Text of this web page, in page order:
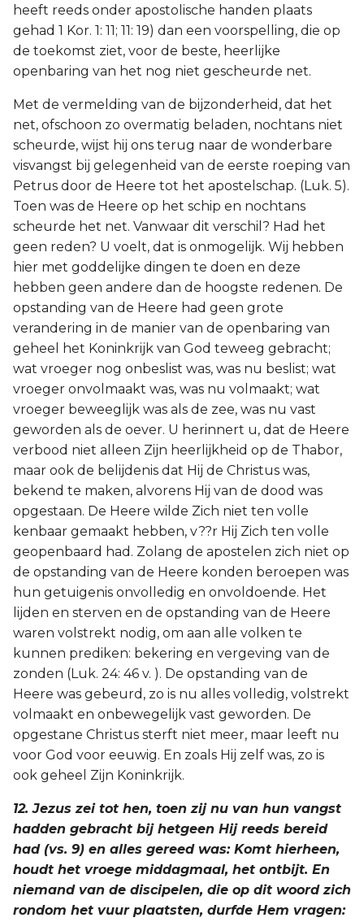
heeft reeds onder apostolische handen plaats
gehad 1 Kor. 1: 11; 11: 19) dan een voorspelling, die op
de toekomst ziet, voor de beste, heerlijke
openbaring van het nog niet gescheurde net.
Met de vermelding van de bijzonderheid, dat het
net, ofschoon zo overmatig beladen, nochtans niet
scheurde, wijst hij ons terug naar de wonderbare
visvangst bij gelegenheid van de eerste roeping van
Petrus door de Heere tot het apostelschap. (Luk. 5).
Toen was de Heere op het schip en nochtans
scheurde het net. Vanwaar dit verschil? Had het
geen reden? U voelt, dat is onmogelijk. Wij hebben
hier met goddelijke dingen te doen en deze
hebben geen andere dan de hoogste redenen. De
opstanding van de Heere had geen grote
verandering in de manier van de openbaring van
geheel het Koninkrijk van God teweeg gebracht;
wat vroeger nog onbeslist was, was nu beslist; wat
vroeger onvolmaakt was, was nu volmaakt; wat
vroeger beweeglijk was als de zee, was nu vast
geworden als de oever. U herinnert u, dat de Heere
verbood niet alleen Zijn heerlijkheid op de Thabor,
maar ook de belijdenis dat Hij de Christus was,
bekend te maken, alvorens Hij van de dood was
opgestaan. De Heere wilde Zich niet ten volle
kenbaar gemaakt hebben, v??r Hij Zich ten volle
geopenbaard had. Zolang de apostelen zich niet op
de opstanding van de Heere konden beroepen was
hun getuigenis onvolledig en onvoldoende. Het
lijden en sterven en de opstanding van de Heere
waren volstrekt nodig, om aan alle volken te
kunnen prediken: bekering en vergeving van de
zonden (Luk. 24: 46 v. ). De opstanding van de
Heere was gebeurd, zo is nu alles volledig, volstrekt
volmaakt en onbewegelijk vast geworden. De
opgestane Christus sterft niet meer, maar leeft nu
voor God voor eeuwig. En zoals Hij zelf was, zo is
ook geheel Zijn Koninkrijk.
12. Jezus zei tot hen, toen zij nu van hun vangst
hadden gebracht bij hetgeen Hij reeds bereid
had (vs. 9) en alles gereed was: Komt hierheen,
houdt het vroege middagmaal, het ontbijt. En
niemand van de discipelen, die op dit woord zich
rondom het vuur plaatsten, durfde Hem vragen: